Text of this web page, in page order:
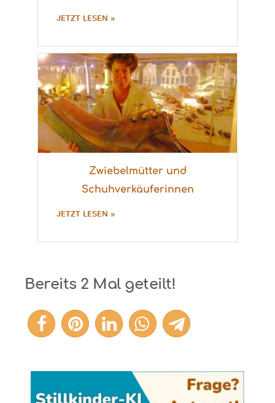
JETZT LESEN »
Zwiebelmütter und
Schuhverkäuferinnen
JETZT LESEN »
Bereits 2 Mal geteilt!
2